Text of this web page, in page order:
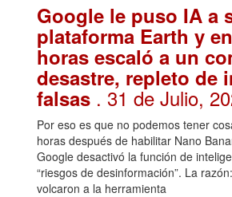
Google le puso IA a
plataforma Earth y
horas escaló a un
desastre, repleto de
falsas . 31 de Julio,
Por eso es que no podemos tener
horas después de habilitar Nano
Google desactivó la función de
“riesgos de desinformación”. La
volcaron a la herramienta